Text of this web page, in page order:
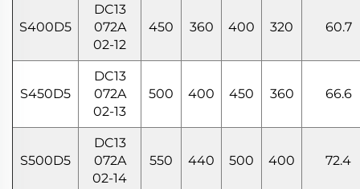
S400D5
DC13
072A
02-12
450 360 400 320 60.7
S450D5
DC13
072A
02-13
500 400 450 360 66.6
S500D5
DC13
072A
02-14
550 440 500 400 72.4